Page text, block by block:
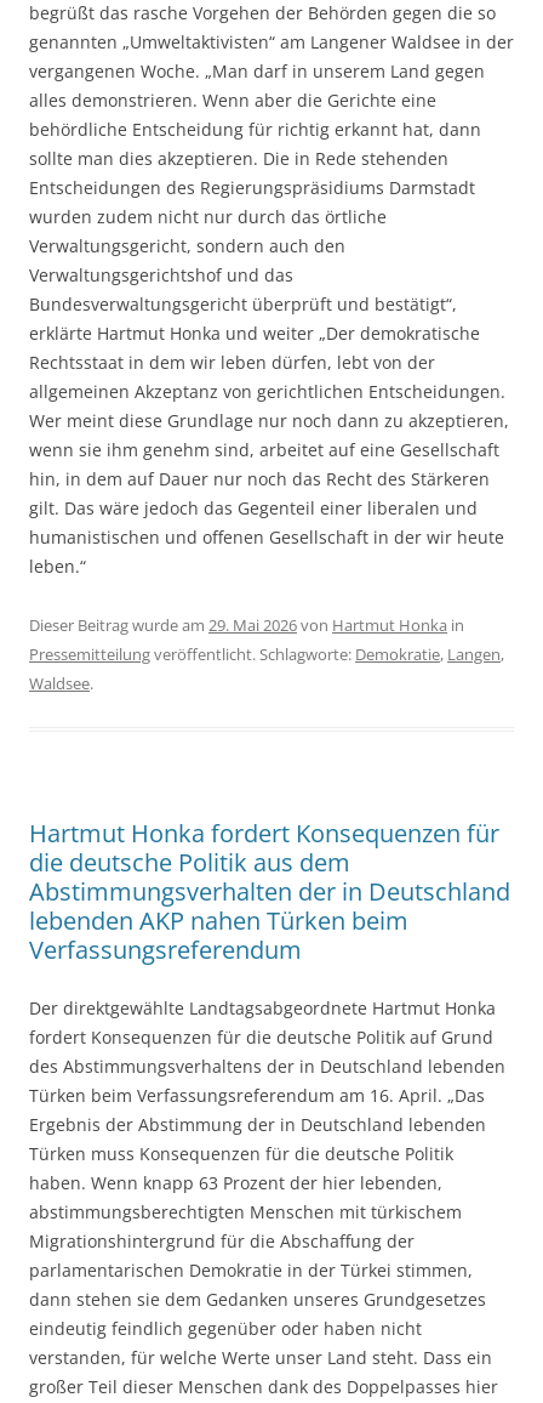
begrüßt das rasche Vorgehen der Behörden gegen die so
genannten „Umweltaktivisten“ am Langener Waldsee in der
vergangenen Woche. „Man darf in unserem Land gegen
alles demonstrieren. Wenn aber die Gerichte eine
behördliche Entscheidung für richtig erkannt hat, dann
sollte man dies akzeptieren. Die in Rede stehenden
Entscheidungen des Regierungspräsidiums Darmstadt
wurden zudem nicht nur durch das örtliche
Verwaltungsgericht, sondern auch den
Verwaltungsgerichtshof und das
Bundesverwaltungsgericht überprüft und bestätigt“,
erklärte Hartmut Honka und weiter „Der demokratische
Rechtsstaat in dem wir leben dürfen, lebt von der
allgemeinen Akzeptanz von gerichtlichen Entscheidungen.
Wer meint diese Grundlage nur noch dann zu akzeptieren,
wenn sie ihm genehm sind, arbeitet auf eine Gesellschaft
hin, in dem auf Dauer nur noch das Recht des Stärkeren
gilt. Das wäre jedoch das Gegenteil einer liberalen und
humanistischen und offenen Gesellschaft in der wir heute
leben.“
Dieser Beitrag wurde am 29. Mai 2026von Hartmut Honka in
Pressemitteilungveröffentlicht. Schlagworte: Demokratie, Langen,
Waldsee.
Hartmut Honka fordert Konsequenzen für
die deutsche Politik aus dem
Abstimmungsverhalten der in Deutschland
lebenden AKP nahen Türken beim
Verfassungsreferendum
Der direktgewählte Landtagsabgeordnete Hartmut Honka
fordert Konsequenzen für die deutsche Politik auf Grund
des Abstimmungsverhaltens der in Deutschland lebenden
Türken beim Verfassungsreferendum am 16. April. „Das
Ergebnis der Abstimmung der in Deutschland lebenden
Türken muss Konsequenzen für die deutsche Politik
haben. Wenn knapp 63 Prozent der hier lebenden,
abstimmungsberechtigten Menschen mit türkischem
Migrationshintergrund für die Abschaffung der
parlamentarischen Demokratie in der Türkei stimmen,
dann stehen sie dem Gedanken unseres Grundgesetzes
eindeutig feindlich gegenüber oder haben nicht
verstanden, für welche Werte unser Land steht. Dass ein
großer Teil dieser Menschen dank des Doppelpasses hier